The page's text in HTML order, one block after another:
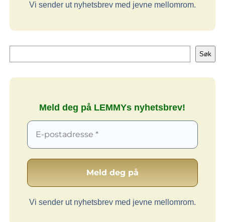
Vi sender ut nyhetsbrev med jevne mellomrom.
Søk
Søk
Meld deg på LEMMYs nyhetsbrev!
Vi sender ut nyhetsbrev med jevne mellomrom.